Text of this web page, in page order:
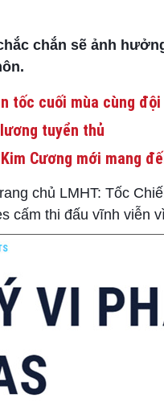
chắn sẽ ảnh
tốc cuối mùa cùng
tuyển thủ
Cương mới mang
chủ LMHT: Tốc
cấm thi đấu vĩnh viễn